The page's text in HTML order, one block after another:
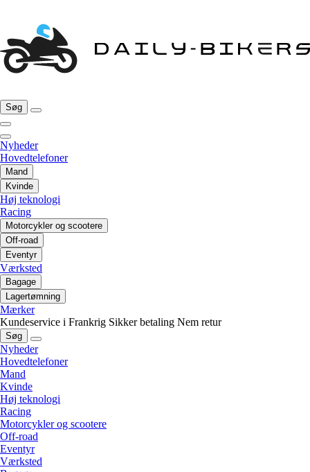
Søg
Nyheder
Hovedtelefoner
Mand
Kvinde
Høj teknologi
Racing
Motorcykler og scootere
Off-road
Eventyr
Værksted
Bagage
Lagertømning
Mærker
Kundeservice i Frankrig Sikker betaling Nem retur
Søg
Nyheder
Hovedtelefoner
Mand
Kvinde
Høj teknologi
Racing
Motorcykler og scootere
Off-road
Eventyr
Værksted